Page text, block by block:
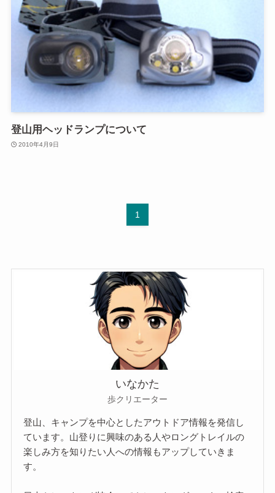
登山用ヘッドランプについて
2010年4月9日
1
いなかた
歩クリエーター
登山、キャンプを中心としたアウトドア情報を発信し
ています。山登りに興味のある人やロングトレイルの
楽しみ方を知りたい人への情報もアップしていきま
す。